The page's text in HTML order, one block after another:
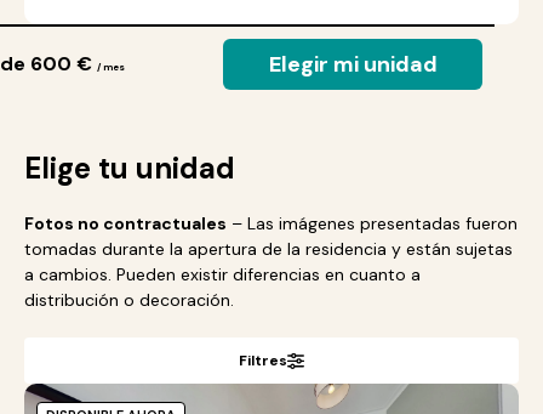
600 € / mes Elegir mi unidad
Elige tu unidad
Fotos no contractuales – Las imágenes presentadas fueron
tomadas durante la apertura de la residencia y están sujetas
a cambios. Pueden existir diferencias en cuanto a
distribución o decoración.
Filtres